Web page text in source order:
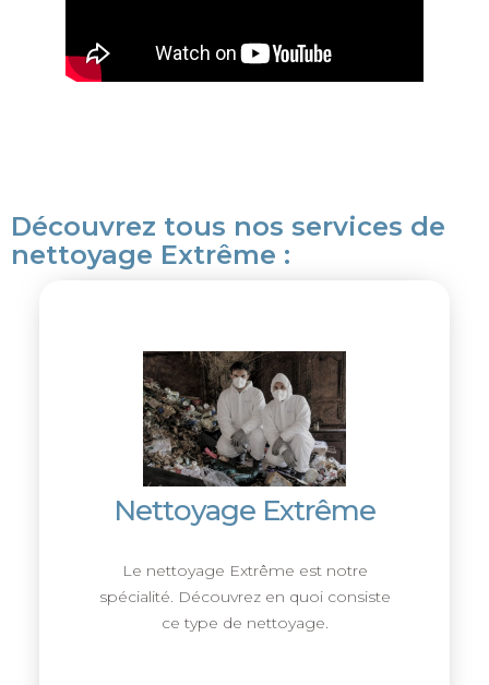
Découvrez tous nos services de
nettoyage Extrême :
Nettoyage Extrême
Le nettoyage Extrême est notre
spécialité. Découvrez en quoi consiste
ce type de nettoyage.